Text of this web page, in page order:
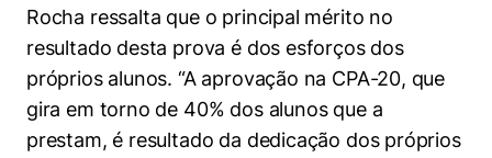
Rocha ressalta que o principal mérito no
resultado desta prova é dos esforços dos
próprios alunos. “A aprovação na CPA-20, que
gira em torno de 40% dos alunos que a
prestam, é resultado da dedicação dos próprios
Cookies estritamente necessários
Cookies de preferências de usuário